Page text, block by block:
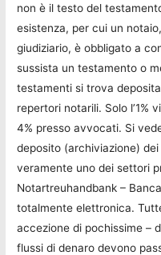
non è il testo del
esistenza, per cui un
giudiziario, è obbligato a
sussista un testamento o
testamenti si trova
repertori notarili. Solo l’1%
4% presso avvocati. Si
deposito (archiviazione)
veramente uno dei settori
Notartreuhandbank –
totalmente elettronica.
accezione di pochissime –
flussi di denaro devono